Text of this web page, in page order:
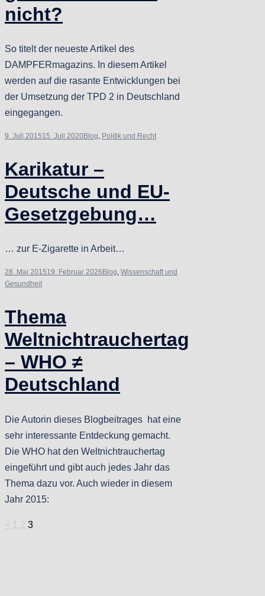
nicht?
So titelt der neueste Artikel des
DAMPFERmagazins. In diesem Artikel
werden auf die rasante Entwicklungen bei
der Umsetzung der TPD 2 in Deutschland
eingegangen.
9. Juli 201515. Juli 2020 Blog, Politik und Recht
Karikatur –
Deutsche und EU-
Gesetzgebung…
… zur E-Zigarette in Arbeit…
28. Mai 201519. Februar 2026 Blog, Wissenschaft und
Gesundheit
Thema
Weltnichtrauchertag
– WHO ≠
Deutschland
Die Autorin dieses Blogbeitrages hat eine
sehr interessante Entdeckung gemacht.
Die WHO hat den Weltnichtrauchertag
eingeführt und gibt auch jedes Jahr das
Thema dazu vor. Auch wieder in diesem
Jahr 2015:
Seitennummerierung
3